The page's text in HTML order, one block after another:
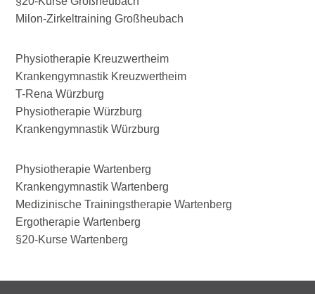
Milon-Zirkeltraining Großheubach
Physiotherapie Kreuzwertheim
Krankengymnastik Kreuzwertheim
T-Rena Würzburg
Physiotherapie Würzburg
Krankengymnastik Würzburg
Physiotherapie Wartenberg
Krankengymnastik Wartenberg
Medizinische Trainingstherapie Wartenberg
Ergotherapie Wartenberg
§20-Kurse Wartenberg